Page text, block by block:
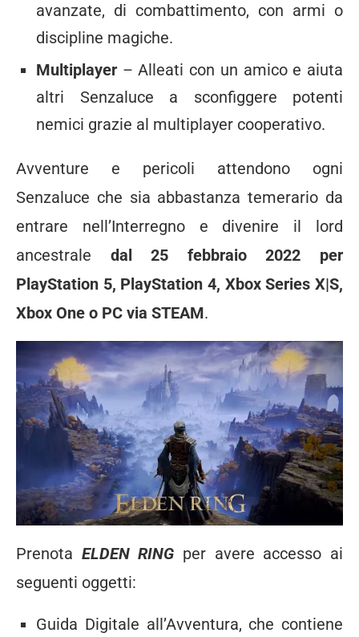
avanzate, di combattimento, con armi o
discipline magiche.
Multiplayer – Alleati con un amico e aiuta
altri Senzaluce a sconfiggere potenti
nemici grazie al multiplayer cooperativo.
Avventure e pericoli attendono ogni
Senzaluce che sia abbastanza temerario da
entrare nell’Interregno e divenire il lord
ancestrale dal 25 febbraio 2022 per
PlayStation 5, PlayStation 4, Xbox Series X|S,
Xbox One o PC via STEAM.
Prenota ELDEN RING per avere accesso ai
seguenti oggetti:
Guida Digitale all’Avventura, che contiene